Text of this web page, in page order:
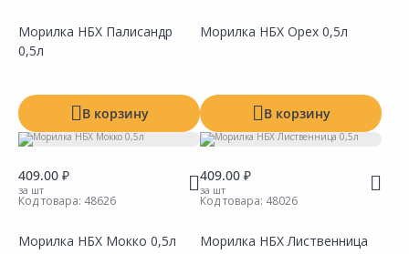
Морилка НБХ Палисандр
0,5л
В корзину
Морилка НБХ Орех 0,5л
В корзину
409.00 ₽
за шт
Код товара: 48626
Морилка НБХ Мокко 0,5л
409.00 ₽
за шт
Код товара: 48026
Морилка НБХ Лиственница